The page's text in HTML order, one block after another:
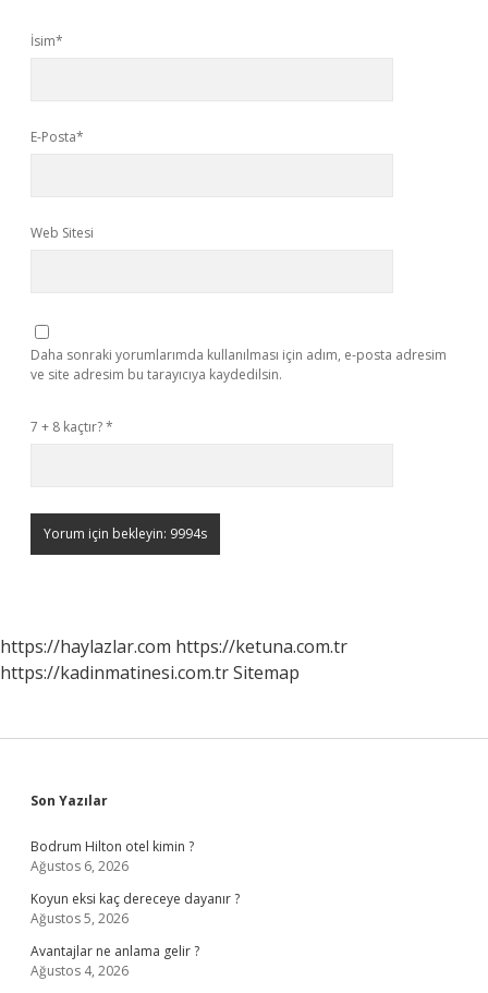
İsim*
E-Posta*
Web Sitesi
Daha sonraki yorumlarımda kullanılması için adım, e-posta adresim
ve site adresim bu tarayıcıya kaydedilsin.
7 + 8 kaçtır?*
https://haylazlar.com https://ketuna.com.tr
https://kadinmatinesi.com.trSitemap
Sidebar
Son Yazılar
Bodrum Hilton otel kimin ?
Ağustos 6, 2026
Koyun eksi kaç dereceye dayanır ?
Ağustos 5, 2026
Avantajlar ne anlama gelir ?
Ağustos 4, 2026